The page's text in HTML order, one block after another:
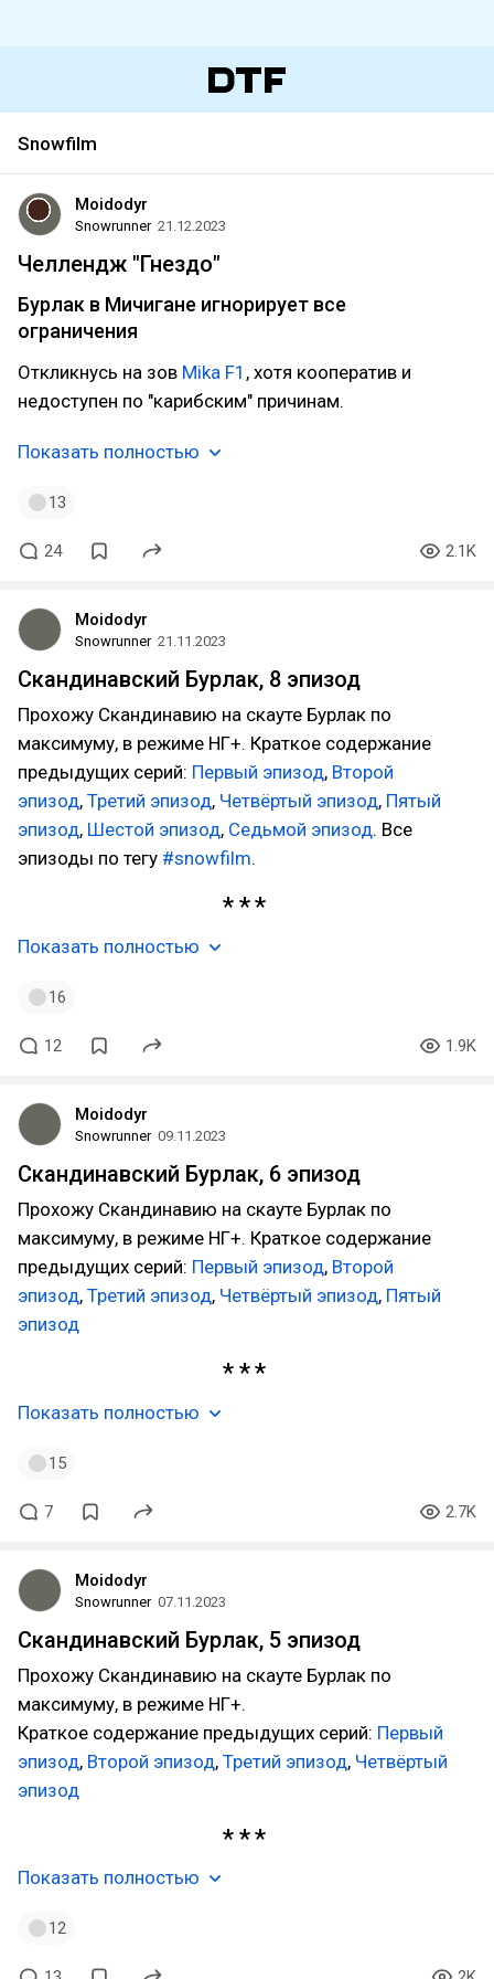
Snowfilm
Moidodyr
Snowrunner 21.12.2023
Челлендж "Гнездо"
Бурлак в Мичигане игнорирует все
ограничения
Откликнусь на зов Mika F1 , хотя кооператив и
недоступен по "карибским" причинам.
Показать полностью
13
24 2.1K
Moidodyr
Snowrunner 21.11.2023
Скандинавский Бурлак, 8 эпизод
Прохожу Скандинавию на скауте Бурлак по
максимуму, в режиме НГ+. Краткое содержание
предыдущих серий: Первый эпизод, Второй
эпизод, Третий эпизод, Четвёртый эпизод, Пятый
эпизод, Шестой эпизод, Седьмой эпизод. Все
эпизоды по тегу #snowfilm.
Показать полностью
16
12 1.9K
Moidodyr
Snowrunner 09.11.2023
Скандинавский Бурлак, 6 эпизод
Прохожу Скандинавию на скауте Бурлак по
максимуму, в режиме НГ+. Краткое содержание
предыдущих серий: Первый эпизод, Второй
эпизод, Третий эпизод, Четвёртый эпизод, Пятый
эпизод
Показать полностью
15
7 2.7K
Moidodyr
Snowrunner 07.11.2023
Скандинавский Бурлак, 5 эпизод
Прохожу Скандинавию на скауте Бурлак по
максимуму, в режиме НГ+.
Краткое содержание предыдущих серий: Первый
эпизод, Второй эпизод, Третий эпизод, Четвёртый
эпизод
Показать полностью
12